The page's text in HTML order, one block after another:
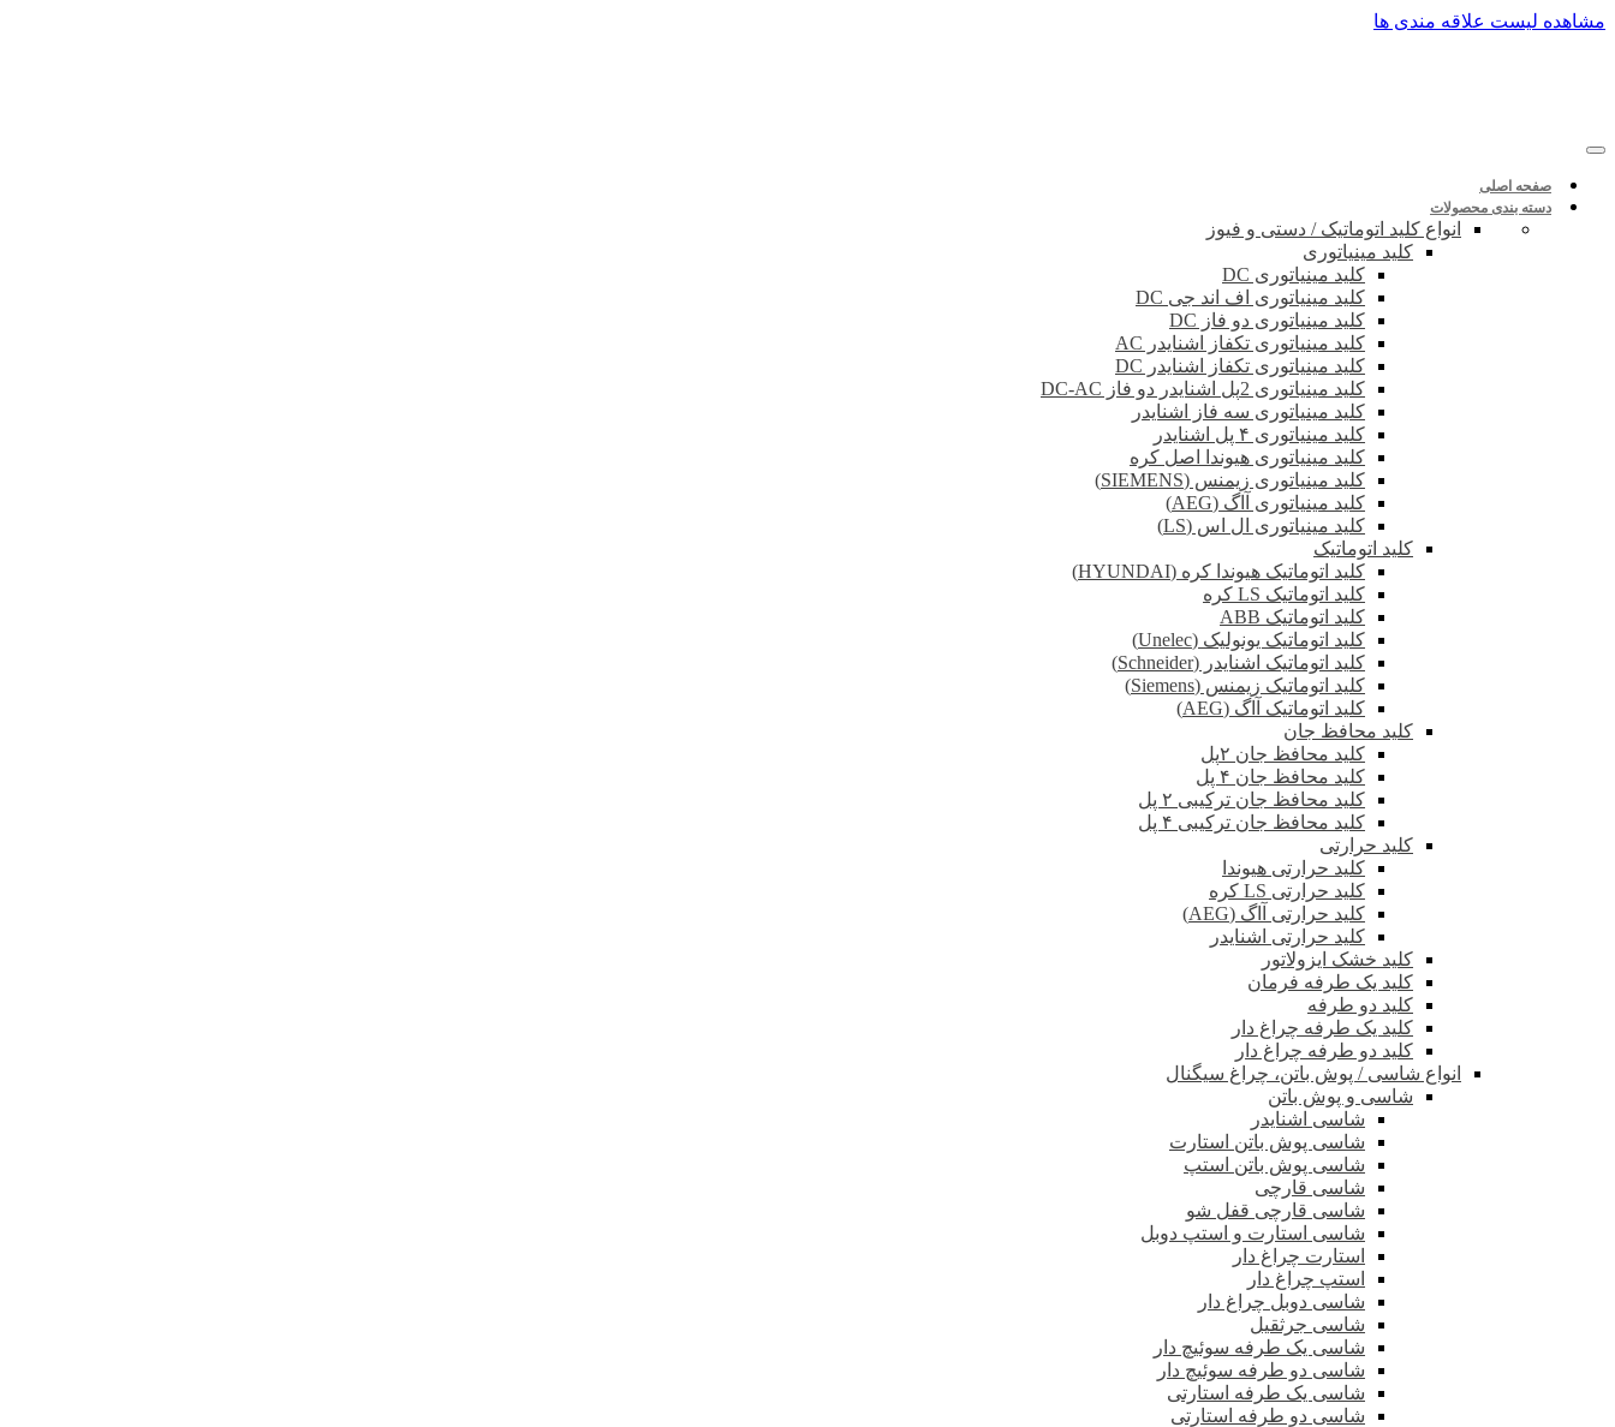
پرش
مشاهده لیست علاقه مندی ها
صفحه اصلی
دسته بندی محصولات
انواع کلید اتوماتیک / دستی و فیوز
کلید مینیاتوری
کلید مینیاتوری DC
کلید مینیاتوری اف اند جی DC
کلید مینیاتوری دو فاز DC
کلید مینیاتوری تکفاز اشنایدر AC
کلید مینیاتوری تکفاز اشنایدر DC
کلید مینیاتوری 2پل اشنایدر دو فاز DC-AC
کلید مینیاتوری سه فاز اشنایدر
کلید مینیاتوری ۴ پل اشنایدر
کلید مینیاتوری هیوندا اصل کره
کلید مینیاتوری زیمنس (SIEMENS)
کلید مینیاتوری آاگ (AEG)
کلید مینیاتوری ال اس (LS)
کلید اتوماتیک
کلید اتوماتیک هیوندا کره (HYUNDAI)
کلید اتوماتیک LS کره
کلید اتوماتیک ABB
کلید اتوماتیک یونولیک (Unelec)
کلید اتوماتیک اشنایدر (Schneider)
کلید اتوماتیک زیمنس (Siemens)
کلید اتوماتیک آاگ (AEG)
کلید محافظ جان
کلید محافظ جان ۲پل
کلید محافظ جان ۴ پل
کلید محافظ جان ترکیبی ۲ پل
کلید محافظ جان ترکیبی ۴ پل
کلید حرارتی
کلید حرارتی هیوندا
کلید حرارتی LS کره
کلید حرارتی آاگ (AEG)
کلید حرارتی اشنایدر
کلید خشک ایزولاتور
کلید یک طرفه فرمان
کلید دو طرفه
کلید یک طرفه چراغ دار
کلید دو طرفه چراغ دار
انواع شاسی / پوش باتن، چراغ سیگنال
شاسی و پوش باتن
شاسی اشنایدر
شاسی پوش باتن استارت
شاسی پوش باتن استپ
شاسی قارچی
شاسی قارچی قفل شو
شاسی استارت و استپ دوبل
استارت چراغ دار
استپ چراغ دار
شاسی دوبل چراغ دار
شاسی جرثقیل
شاسی یک طرفه سوئیچ دار
شاسی دو طرفه سوئیچ دار
شاسی یک طرفه استارتی
شاسی دو طرفه استارتی